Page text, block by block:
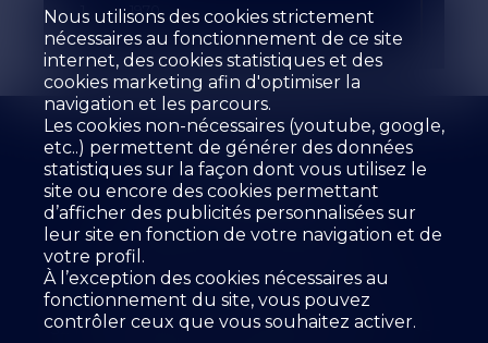
1 1970
L'agence À vendre
À louer
Estimer votre bien
Prestations
Les collaborateurs
Location
Contact
SZ IMMOBILIER SA
Route des Fontanettes 12
Nous utilisons des cookies strictement
nécessaires au fonctionnement de ce site
internet, des cookies statistiques et des
cookies marketing afin d'optimiser la
navigation et les parcours.
Les cookies non-nécessaires (youtube, google,
etc..) permettent de générer des données
statistiques sur la façon dont vous utilisez le
site ou encore des cookies permettant
d’afficher des publicités personnalisées sur
leur site en fonction de votre navigation et de
votre profil.
À l’exception des cookies nécessaires au
fonctionnement du site, vous pouvez
contrôler ceux que vous souhaitez activer.